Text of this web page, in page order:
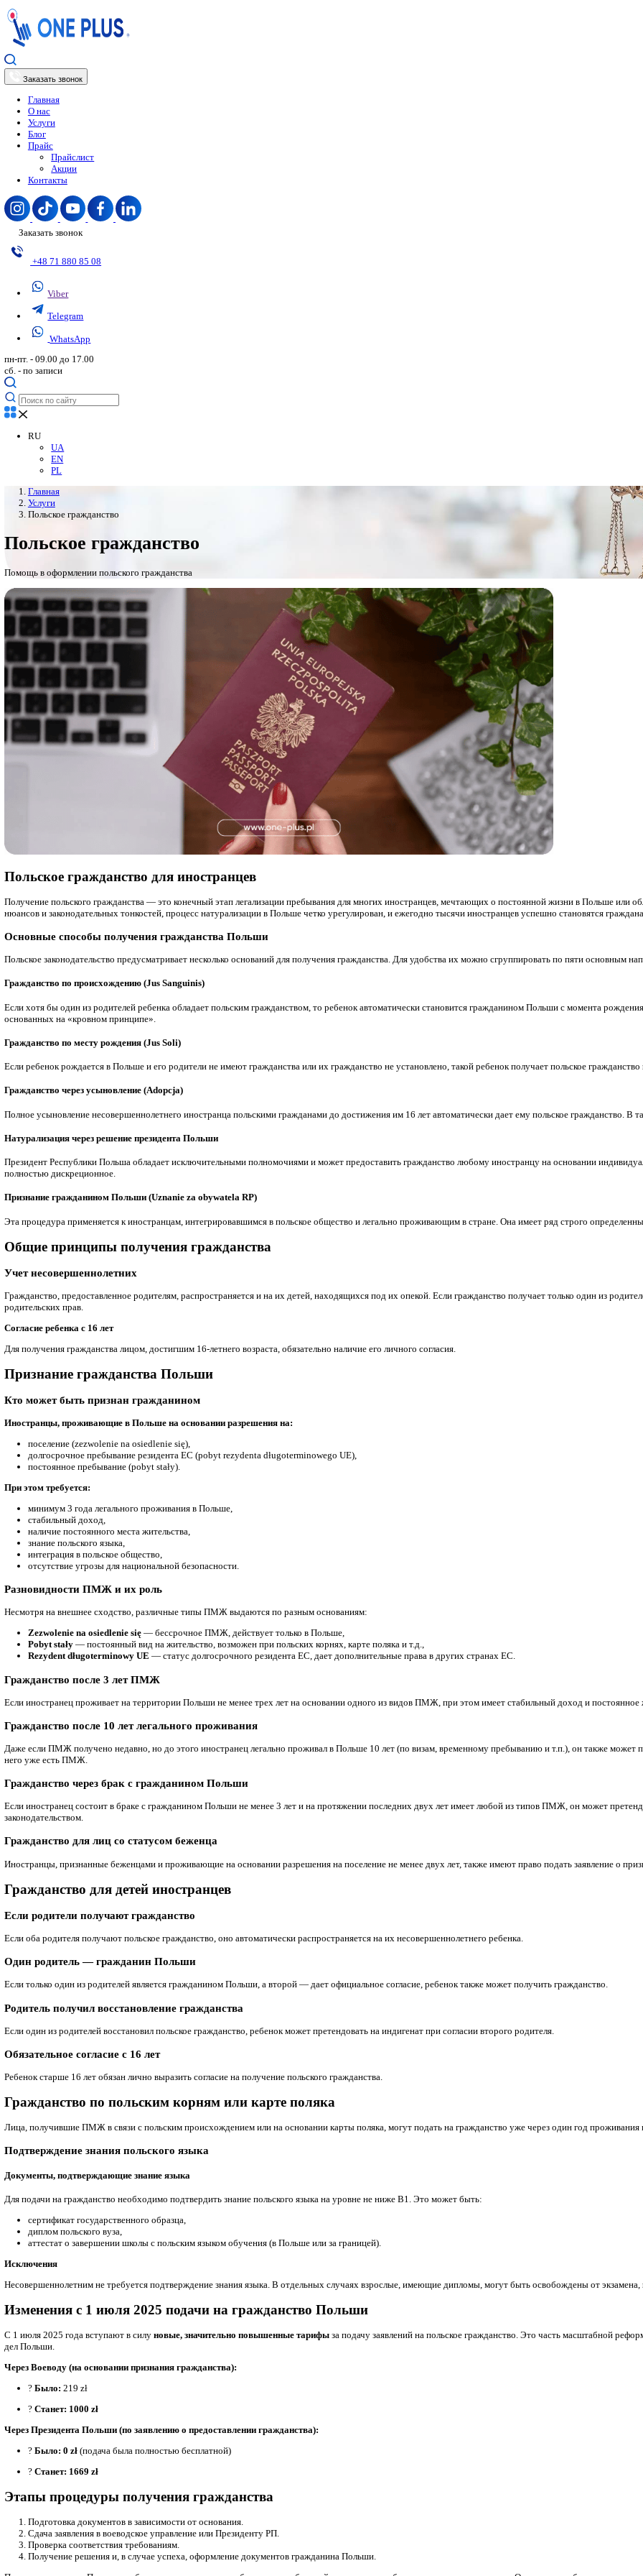
Заказать звонок
Главная
О нас
Услуги
Блог
Прайс
Прайслист
Акции
Контакты
Заказать звонок
+48 71 880 85 08
Viber
пн-пт. - 09.00 до 17.00
сб. - по записи
RU
UA
PL
Главная
Услуги
Польское гражданство
Польское гражданство
Помощь в оформлении польского гражданства
Польское гражданство для иностранцев
Получение польского гражданства — это конечный этап легализации пребывания для многих иностранцев, мечтающих о
Основные способы получения гражданства Польши
Если хотя бы один из родителей ребенка обладает польским гражданством, то ребенок автоматически становится
основанных на «кровном принципе».
Если ребенок рождается в Польше и его родители не имеют гражданства или их гражданство не установлено, такой ребенок
Гражданство через усыновление (Adopcja)
Полное усыновление несовершеннолетнего иностранца польскими гражданами до достижения им 16 лет автоматически
Натурализация через решение президента Польши
полностью дискреционное.
Эта процедура применяется к иностранцам, интегрировавшимся в польское общество и легально проживающим в стране.
Общие принципы получения гражданства
Учет несовершеннолетних
Гражданство, предоставленное родителям, распространяется и на их детей, находящихся под их опекой. Если гражданство
родительских прав.
Согласие ребенка с 16 лет
Для получения гражданства лицом, достигшим 16-летнего возраста, обязательно наличие его личного согласия.
Признание гражданства Польши
Кто может быть признан гражданином
Иностранцы, проживающие в Польше на основании разрешения на:
поселение (zezwolenie na osiedlenie się),
постоянное пребывание (pobyt stały).
При этом требуется:
минимум 3 года легального проживания в Польше,
наличие постоянного места жительства,
интеграция в польское общество,
отсутствие угрозы для национальной безопасности.
Разновидности ПМЖ и их роль
Несмотря на внешнее сходство, различные типы ПМЖ выдаются по разным основаниям:
Zezwolenie na osiedlenie się— бессрочное ПМЖ, действует только в Польше,
Pobyt stały— постоянный вид на жительство, возможен при польских корнях, карте поляка и т.д.,
Гражданство после 3 лет ПМЖ
Если иностранец проживает на территории Польши не менее трех лет на основании одного из видов ПМЖ, при этом имеет
Гражданство после 10 лет легального проживания
Даже если ПМЖ получено недавно, но до этого иностранец легально проживал в Польше 10 лет (по визам, временному
него уже есть ПМЖ.
Гражданство через брак с гражданином Польши
Если иностранец состоит в браке с гражданином Польши не менее 3 лет и на протяжении последних двух лет имеет
законодательством.
Гражданство для детей иностранцев
Если родители получают гражданство
Если оба родителя получают польское гражданство, оно автоматически распространяется на их несовершеннолетнего ребенка.
Если только один из родителей является гражданином Польши, а второй — дает официальное согласие, ребенок также может
Родитель получил восстановление гражданства
Если один из родителей восстановил польское гражданство, ребенок может претендовать на индигенат при согласии второго
Обязательное согласие с 16 лет
Ребенок старше 16 лет обязан лично выразить согласие на получение польского гражданства.